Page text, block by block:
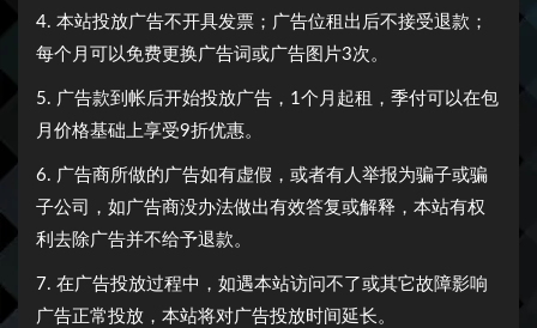
4. 本站投放广告不开具发票；广告位租出后不接受退款；
每个月可以免费更换广告词或广告图片3次。
5. 广告款到帐后开始投放广告，1个月起租，季付可以在包
月价格基础上享受9折优惠。
6. 广告商所做的广告如有虚假，或者有人举报为骗子或骗
子公司，如广告商没办法做出有效答复或解释，本站有权
利去除广告并不给予退款。
7. 在广告投放过程中，如遇本站访问不了或其它故障影响
广告正常投放，本站将对广告投放时间延长。